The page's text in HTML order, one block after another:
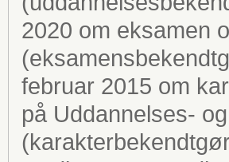
2020 om eksamen
februar 2015 om
på Uddannelses-